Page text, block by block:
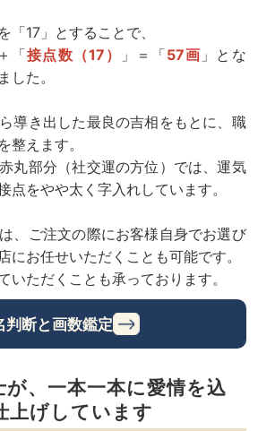
「17」とすることで、
「接点数（17） 」＝「57画 」とな
した。
導き出した最良の吉相をもとに、職
整えます。
丸部分（社交運の方位）では、運気
点をやや太く字入れしています。
、ご注文の際にお客様自身でお選び
にお任せいただくことも可能です。
いただくことも承っております。
判断と画数鑑定
が、一本一本に愛情を込
上げしています